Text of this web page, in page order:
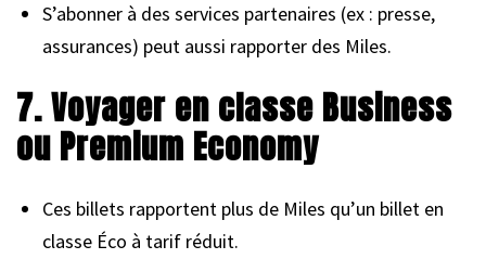
S’abonner à des services partenaires (ex : presse,
assurances) peut aussi rapporter des Miles.
7. Voyager en classe Business
ou Premium Economy
Ces billets rapportent plus de Miles qu’un billet en
classe Éco à tarif réduit.